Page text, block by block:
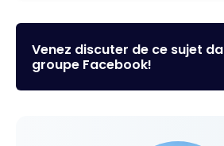
Venez discuter de ce sujet
groupe Facebook!